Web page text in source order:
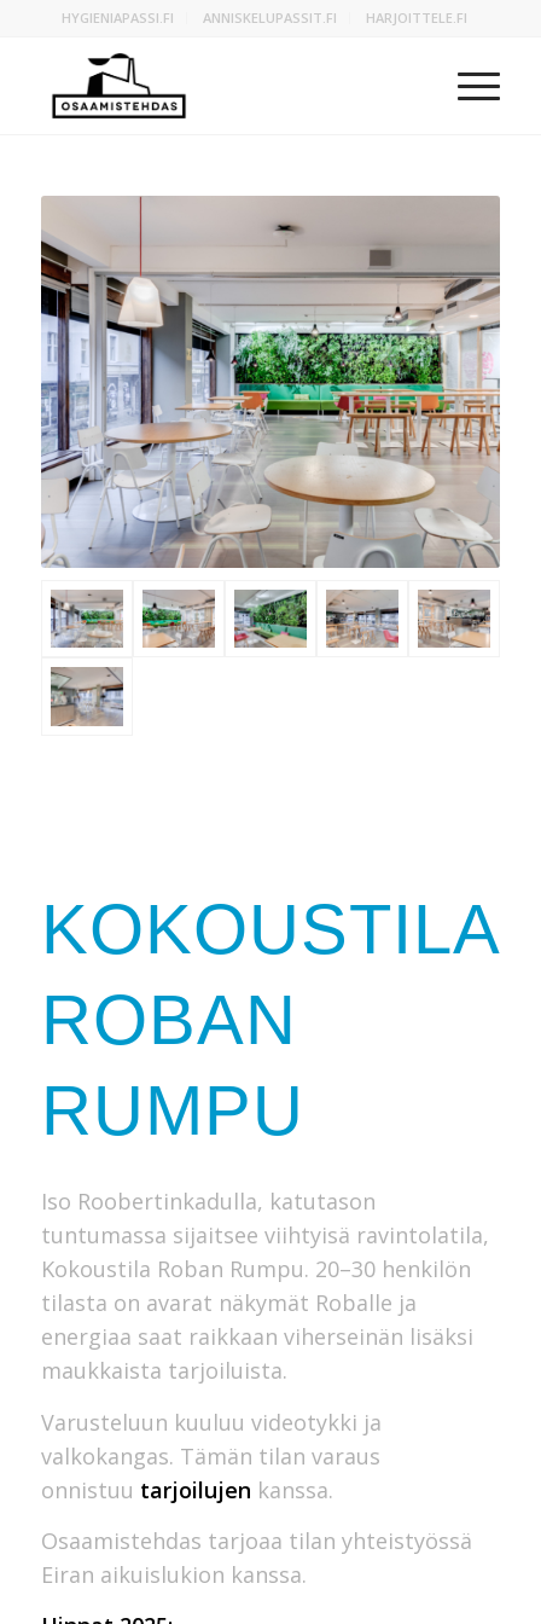
HYGIENIAPASSI.FI ANNISKELUPASSIT.FI HARJOITTELE.FI
KOKOUSTILA
ROBAN
RUMPU
Iso Roobertinkadulla, katutason
tuntumassa sijaitsee viihtyisä ravintolatila,
Kokoustila Roban Rumpu. 20–30 henkilön
tilasta on avarat näkymät Roballe ja
energiaa saat raikkaan viherseinän lisäksi
maukkaista tarjoiluista.
Varusteluun kuuluu videotykki ja
valkokangas. Tämän tilan varaus
onnistuu tarjoilujen kanssa.
Osaamistehdas tarjoaa tilan yhteistyössä
Eiran aikuislukion kanssa.